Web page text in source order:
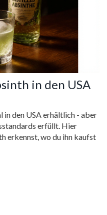
in den USA
in den USA erhältlich - aber
erfüllt. Hier
erkennst, wo du ihn kaufst